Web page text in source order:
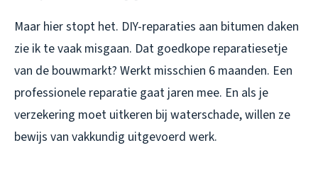
Maar hier stopt het. DIY-reparaties aan bitumen daken
zie ik te vaak misgaan. Dat goedkope reparatiesetje
van de bouwmarkt? Werkt misschien 6 maanden. Een
professionele reparatie gaat jaren mee. En als je
verzekering moet uitkeren bij waterschade, willen ze
bewijs van vakkundig uitgevoerd werk.